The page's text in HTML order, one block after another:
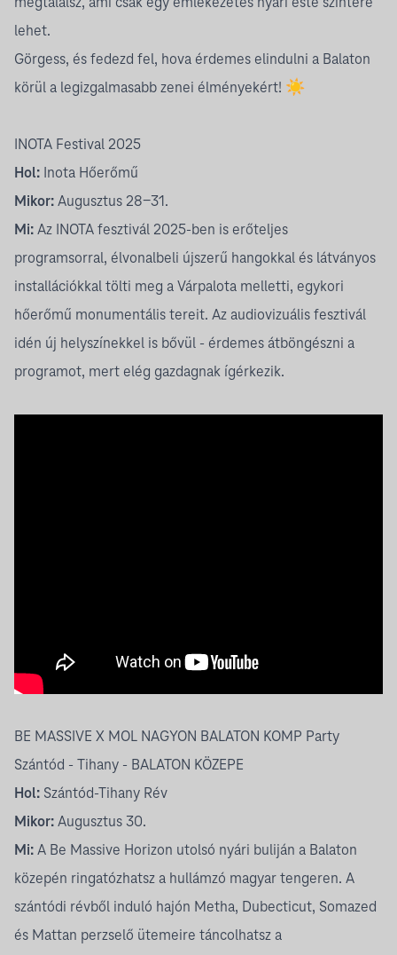
lehet.
Görgess, és fedezd fel, hova érdemes elindulni a Balaton
körül a legizgalmasabb zenei élményekért! ☀️
INOTA Festival 2025
Hol: Inota Hőerőmű
Mikor: Augusztus 28-31.
Mi: Az INOTA fesztivál 2025-ben is erőteljes
programsorral, élvonalbeli újszerű hangokkal és látványos
installációkkal tölti meg a Várpalota melletti, egykori
hőerőmű monumentális tereit. Az audiovizuális fesztivál
idén új helyszínekkel is bővül - érdemes átböngészni a
programot, mert elég gazdagnak ígérkezik.
BE MASSIVE X MOL NAGYON BALATON KOMP Party
Szántód - Tihany - BALATON KÖZEPE
Hol: Szántód-Tihany Rév
Mikor: Augusztus 30.
Mi: A Be Massive Horizon utolsó nyári buliján a Balaton
közepén ringatózhatsz a hullámzó magyar tengeren. A
szántódi révből induló hajón Metha, Dubecticut, Somazed
és Mattan perzselő ütemeire táncolhatsz a